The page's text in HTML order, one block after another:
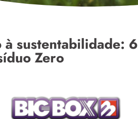
sustentabilidade: 6
Zero